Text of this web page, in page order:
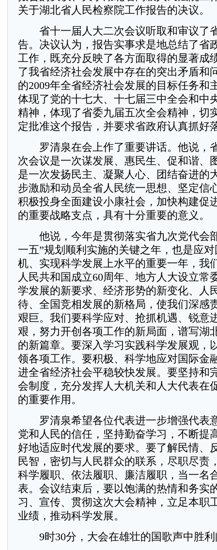
关于湖北省人民检察院工作报告的决议。
省十一届人大二次会议听取和审议了
告。决议认为，报告实事求是地总结了省
工作，既充分反映了各方面取得的显著成
了我省经济社会发展中存在的突出矛盾和
的2009年全省经济社会发展的目标任务和
体现了党的十七大、十七届三中全会和中
精神，体现了省委九届五次全会精神，切
定批准这个报告，并要求省政府认真抓好
罗清泉在会上作了重要讲话。他说，
次会议是一次谋发展、惠民生、促和谐、
是一次发扬民主、凝聚人心、团结奋进的
步激励和动员全省人民统一思想、坚定信
积极投身全面建设小康社会，加快构建促
的重要战略支点，具有十分重要的意义。
他说，今年是贯彻落实省九次党代会
一五”规划顺利实施的关键之年，也是应
机、实现科学发展上水平的重要一年，我
人民共和国成立60周年、地方人大设立常
学发展的新要求、经济形势的新变化、人
待、全国竞相发展的新格局，使我们深感
艰巨。我们要科学应对、抢抓机遇、锐意
艰，努力开创各项工作的新局面，谱写湖
的新篇章。要深入学习实践科学发展观，
领各项工作。要积极、科学地应对国际金
进全省经济社会平稳较快发展。要坚持和
会制度，充分发挥人大机关和人大代表在
的重要作用。
罗清泉希望各位代表进一步增强代表
党和人民的信任，坚持勤奋学习，不断提
好地适应时代发展的要求。要了解民情、
民智，密切与人民群众的联系，尽职尽责
科学履职、依法履职、廉洁履职，当一名
表。会议结束后，要以饱满的热情和务实
习、宣传、贯彻这次大会精神，立足本职
业绩，推动科学发展。
9时30分，大会在雄壮的国歌声中胜利